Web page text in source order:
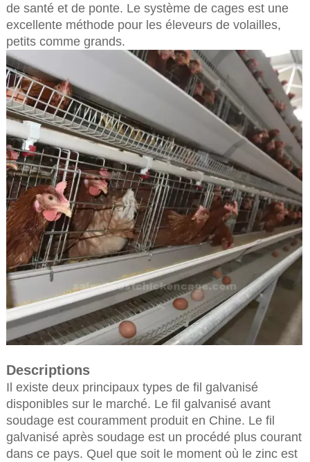
de santé et de ponte. Le système de cages est une
excellente méthode pour les éleveurs de volailles,
petits comme grands.
Descriptions
Il existe deux principaux types de fil galvanisé
disponibles sur le marché. Le fil galvanisé avant
soudage est couramment produit en Chine. Le fil
galvanisé après soudage est un procédé plus courant
dans ce pays. Quel que soit le moment où le zinc est